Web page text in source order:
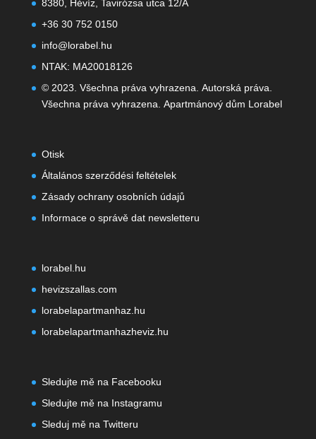
8380, Hévíz, Tavirózsa utca 12/A
+36 30 752 0150
info@lorabel.hu
NTAK: MA20018126
© 2023. Všechna práva vyhrazena. Autorská práva.
Všechna práva vyhrazena. Apartmánový dům Lorabel
Otisk
Általános szerződési feltételek
Zásady ochrany osobních údajů
Informace o správě dat newsletteru
lorabel.hu
hevizszallas.com
lorabelapartmanhaz.hu
lorabelapartmanhazheviz.hu
Sledujte mě na Facebooku
Sledujte mě na Instagramu
Sleduj mě na Twitteru